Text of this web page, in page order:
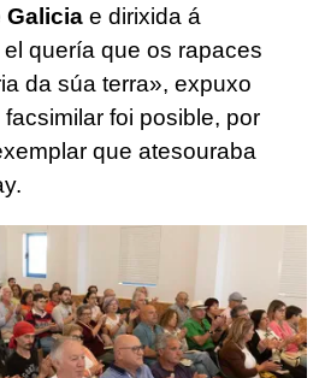
Galicia e dirixida á
quería que os rapaces
da súa terra», expuxo
foi posible, por
que atesouraba